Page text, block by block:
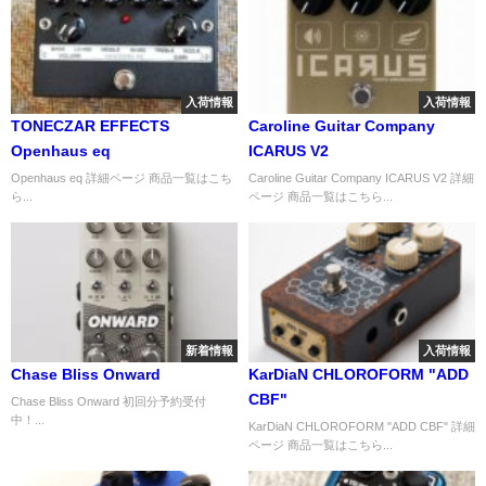
入荷情報
TONECZAR EFFECTS
Openhaus eq
Openhaus eq 詳細ページ 商品一覧はこち
ら...
入荷情報
Caroline Guitar Company
ICARUS V2
Caroline Guitar Company ICARUS V2 詳細
ページ 商品一覧はこちら...
新着情報
Chase Bliss Onward
Chase Bliss Onward 初回分予約受付
中！...
入荷情報
KarDiaN CHLOROFORM "ADD
CBF"
KarDiaN CHLOROFORM "ADD CBF" 詳細
ページ 商品一覧はこちら...